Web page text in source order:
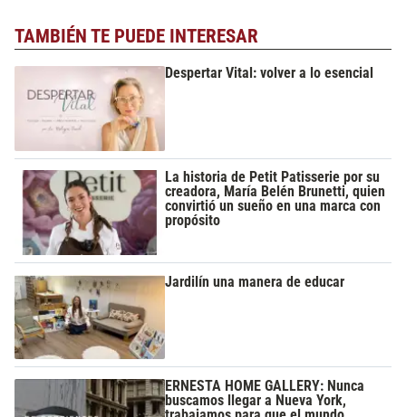
TAMBIÉN TE PUEDE INTERESAR
Despertar Vital: volver a lo esencial
La historia de Petit Patisserie por su
creadora, María Belén Brunetti, quien
convirtió un sueño en una marca con
propósito
Jardilín una manera de educar
ERNESTA HOME GALLERY: Nunca
buscamos llegar a Nueva York,